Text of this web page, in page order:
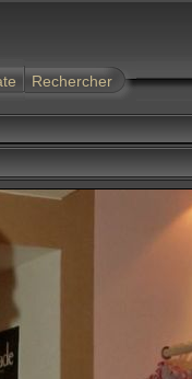
Rechercher